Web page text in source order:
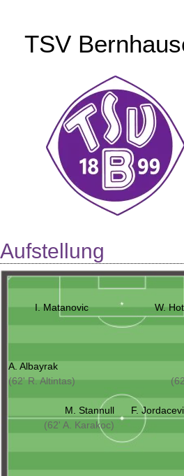
TSV
Aufstellung
I. Matanovic W.
A. Albayrak
(62' R. Altintas)
M. Stannull
(62' A. Karakoc)
F.